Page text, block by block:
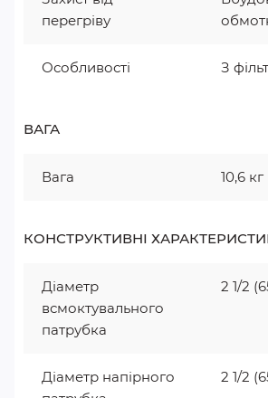
перегріву
Особливості З
ВАГА
Вага 10,6 кг
КОНСТРУКТИВНІ
Діаметр
всмоктувального
патрубка
2 1/2
Діаметр напірного
2 1/2